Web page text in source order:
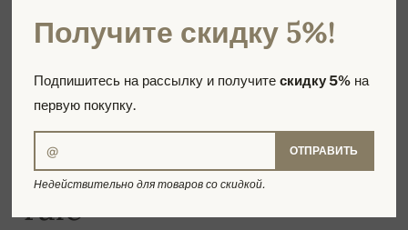
Tale
Получите скидку 5%!
Подпишитесь на рассылку и получитескидку 5% на
первую покупку.
ОТПРАВИТЬ
Недействительно для товаров со скидкой.